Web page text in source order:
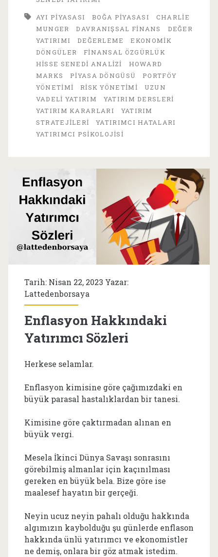
10
Altın
Kural
AYI PIYASASI
BOĞA PIYASASI
CHARLIE
MUNGER
DAVRANIŞSAL FINANS
DEĞER
YATIRIMI
DEĞERLEME
EKONOMIK
DÖNGÜLER
FINANSAL ÖZGÜRLÜK
HISSE SENEDI ANALIZI
HOWARD
MARKS
PIYASA DÖNGÜSÜ
PORTFÖY
YÖNETIMI
RISK YÖNETIMI
UZUN
VADELI YATIRIM
YATIRIM DERSLERI
YATIRIM KARARLARI
YATIRIM
STRATEJILERI
YATIRIMCI HATALARI
YATIRIMCI PSIKOLOJISI
Tarih: Nisan 22, 2023 Yazar:
Lattedenborsaya
Enflasyon Hakkındaki
Yatırımcı Sözleri
Herkese selamlar.
Enflasyon kimisine göre çağımızdaki en
büyük parasal hastalıklardan bir tanesi.
Kimisine göre çaktırmadan alınan en
büyük vergi.
Mesela İkinci Dünya Savaşı sonrasını
görebilmiş almanlar için kaçınılması
gereken en büyük bela. Bize göre ise
maalesef hayatın bir gerçeği.
Neyin ucuz neyin pahalı olduğu hakkında
algımızın kaybolduğu şu günlerde enflason
hakkında ünlü yatırımcı ve ekonomistler
ne demiş, onlara bir göz atmak istedim.